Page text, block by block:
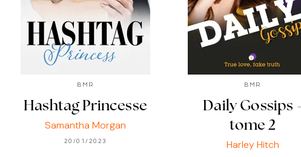
BMR
Hashtag Princesse
Samantha Morgan
20/01/2023
BMR
Daily Gossips -
tome 2
Harley Hitch